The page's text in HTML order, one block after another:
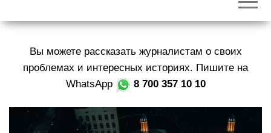
к
р
Вы можете рассказать журналистам о своих
проблемах и интересных историях. Пишите на
WhatsApp
8 700 357 10 10